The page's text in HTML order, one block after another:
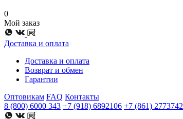
0
Мой заказ
Доставка и оплата
Доставка и оплата
Возврат и обмен
Гарантии
Оптовикам FAQ Контакты
8 (800) 6000 343 +7 (918) 6892106 +7 (861) 2773742